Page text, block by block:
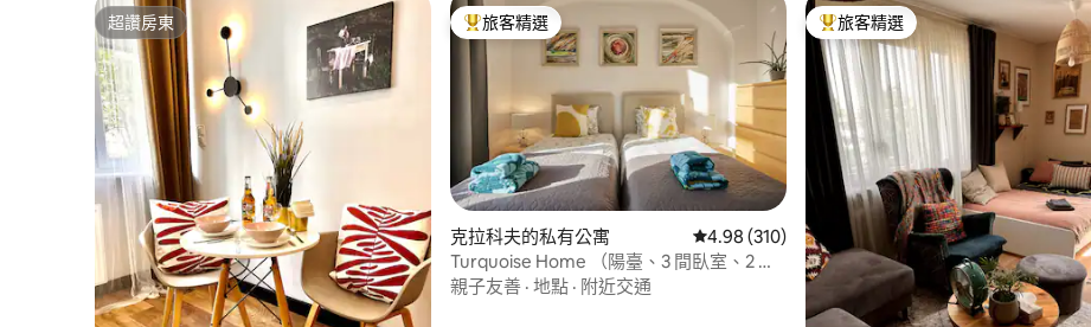
超讚房東
超讚房東 旅客精選榜首
旅客精選
克拉科夫的私有公寓 從 310 則評價中獲得 4.98 的平均評分（滿分 5 分）
4.98 (310)
Turquoise Home （陽臺、3 間臥室、2 間
浴室）
親子友善 · 地點 · 附近交通
旅客精選榜首
旅客精選